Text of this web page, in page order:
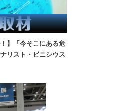
】「今そこにある危
リスト・ビニシウス